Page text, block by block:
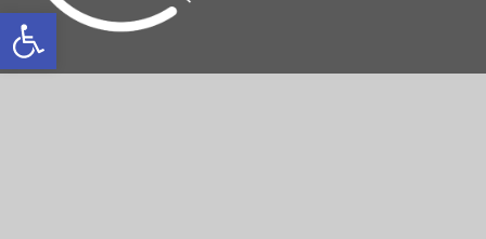
Otwórz pasek narzędzi